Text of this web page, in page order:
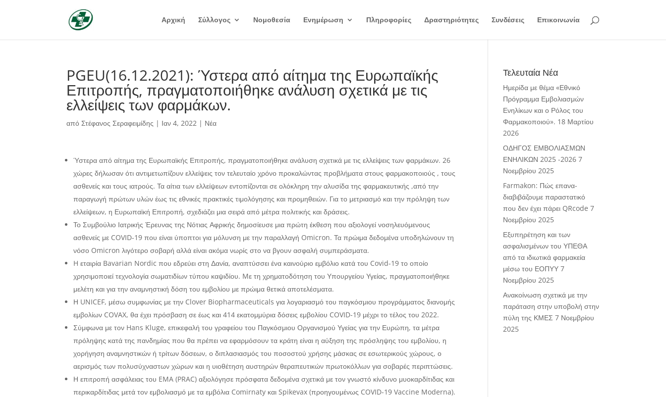
Αρχική Σύλλογος Νομοθεσία Ενημέρωση Πληροφορίες Δραστηριότητες Συνδέσεις Επικοινωνία
PGEU(16.12.2021): Ύστερα από αίτημα της Ευρωπαϊκής
Επιτροπής, πραγματοποιήθηκε ανάλυση σχετικά με τις
ελλείψεις των φαρμάκων.
απόΣτέφανος Σεραφειμίδης | Ιαν 4, 2022 | Νέα
Ύστερα από αίτημα της Ευρωπαϊκής Επιτροπής, πραγματοποιήθηκε ανάλυση σχετικά με τις ελλείψεις των φαρμάκων. 26
χώρες δήλωσαν ότι αντιμετωπίζουν ελλείψεις τον τελευταίο χρόνο προκαλώντας προβλήματα στους φαρμακοποιούς , τους
ασθενείς και τους ιατρούς. Τα αίτια των ελλείψεων εντοπίζονται σε ολόκληρη την αλυσίδα της φαρμακευτικής ,από την
παραγωγή πρώτων υλών έως τις εθνικές πρακτικές τιμολόγησης και προμηθειών. Για το μετριασμό και την πρόληψη των
ελλείψεων, η Ευρωπαϊκή Επιτροπή, σχεδιάζει μια σειρά από μέτρα πολιτικής και δράσεις.
Το Συμβούλιο Ιατρικής Έρευνας της Νότιας Αφρικής δημοσίευσε μια πρώτη έκθεση που αξιολογεί νοσηλευόμενους
ασθενείς με COVID-19 που είναι ύποπτοι για μόλυνση με την παραλλαγή Omicron. Τα πρώιμα δεδομένα υποδηλώνουν τη
νόσο Omicron λιγότερο σοβαρή αλλά είναι ακόμα νωρίς στο να βγουν ασφαλή συμπεράσματα.
H εταιρία Bavarian Nordic που εδρεύει στη Δανία, αναπτύσσει ένα καινούριο εμβόλιο κατά του Covid-19 το οποίο
χρησιμοποιεί τεχνολογία σωματιδίων τύπου καψιδίου. Mε τη χρηματοδότηση του Υπουργείου Υγείας, πραγματοποιήθηκε
μελέτη και για την αναμνηστική δόση του εμβολίου με πρώιμα θετικά αποτελέσματα.
Η UNICEF, μέσω συμφωνίας με την Clover Biopharmaceuticals για λογαριασμό του παγκόσμιου προγράμματος διανομής
εμβολίων COVAX, θα έχει πρόσβαση σε έως και 414 εκατομμύρια δόσεις εμβολίου COVID-19 μέχρι το τέλος του 2022.
Σύμφωνα με τον Hans Kluge, επικεφαλή του γραφείου του Παγκόσμιου Οργανισμού Υγείας για την Ευρώπη, τα μέτρα
πρόληψης κατά της πανδημίας που θα πρέπει να εφαρμόσουν τα κράτη είναι η αύξηση της πρόσληψης του εμβολίου, η
χορήγηση αναμνηστικών ή τρίτων δόσεων, ο διπλασιασμός του ποσοστού χρήσης μάσκας σε εσωτερικούς χώρους, ο
αερισμός των πολυσύχναστων χώρων και η υιοθέτηση αυστηρών θεραπευτικών πρωτοκόλλων για σοβαρές περιπτώσεις.
Η επιτροπή ασφάλειας του EMA (PRAC) αξιολόγησε πρόσφατα δεδομένα σχετικά με τον γνωστό κίνδυνο μυοκαρδίτιδας και
περικαρδίτιδας μετά τον εμβολιασμό με τα εμβόλια Comirnaty και Spikevax (προηγουμένως COVID-19 Vaccine Moderna).
Τελευταία Νέα
Ημερίδα με θέμα «Εθνικό
Πρόγραμμα Εμβολιασμών
Ενηλίκων και ο Ρόλος του
Φαρμακοποιού». 18 Μαρτίου
2026
ΟΔΗΓΟΣ ΕΜΒΟΛΙΑΣΜΩΝ
ΕΝΗΛΙΚΩΝ 2025 -2026 7
Νοεμβρίου 2025
Farmakon: Πώς επανα-
διαβιβάζουμε παραστατικό
που δεν έχει πάρει QRcode 7
Νοεμβρίου 2025
Εξυπηρέτηση και των
ασφαλισμένων του ΥΠΕΘΑ
από τα ιδιωτικά φαρμακεία
μέσω του ΕΟΠΥΥ 7
Νοεμβρίου 2025
Ανακοίνωση σχετικά με την
παράταση στην υποβολή στην
πύλη της ΚΜΕΣ 7 Νοεμβρίου
2025